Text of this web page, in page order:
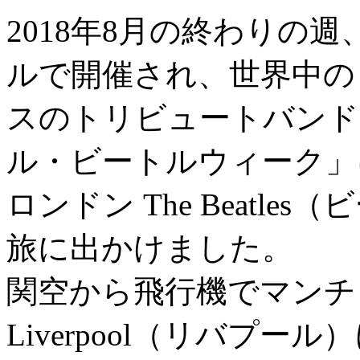
2018年8月の終わりの
ルで開催され、世界中
スのトリビュートバン
ル・ビートルウィーク
ロンドン The Beatles（
旅に出かけました。
関空から飛行機でマン
Liverpool（リバプール